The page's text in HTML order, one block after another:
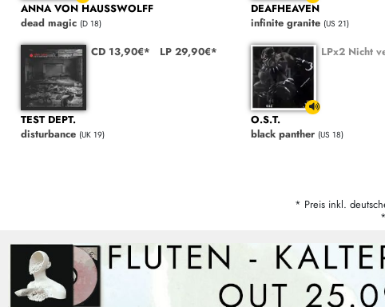
ANNA VON HAUSSWOLFF
dead magic (D 18)
DEAFHEAVEN
infinite granite (US 21)
CD 13,90€* LP 29,90€*
TEST DEPT.
disturbance (UK 19)
LPx2 Nicht
O.S.T.
black panther (US 18)
* Preis inkl.